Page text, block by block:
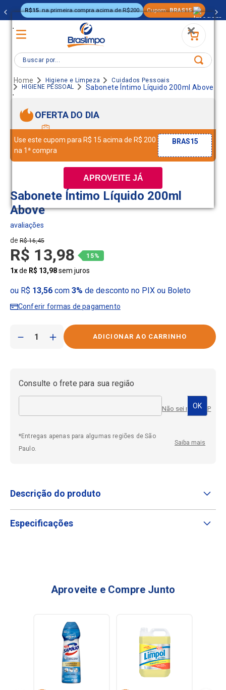
.
.
APROVEITE JÁ
R$15 na primeira compra acima de R$200 Cupom: BRAS15
Buscar por...
Higiene e Limpeza
Cuidados Pessoais
HIGIENE PESSOAL
Sabonete Íntimo Líquido 200ml Above
OFERTA DO DIA
Use este cupom para R$ 15 acima de R$ 200
na 1ª compra
BRAS15
Sabonete Íntimo Líquido 200ml
Above
R$ 16,45
R$ 13,98 15%
1xde R$ 13,98sem juros
ou R$ 13,56com 3% de desconto no PIX ou Boleto
Conferir formas de pagamento
＋
－
Consulte o frete para sua região
Não sei meu CEP
*Entregas apenas para algumas regiões de São
Paulo.
Saiba mais
Descrição do produto
Especificações
Aproveite e Compre Junto